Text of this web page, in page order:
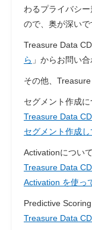
わるプライバシ
ので、奥が深いで
Treasure Data
ら 」からお問い
その他、
セグメント作成に
Treasure Data
セグメント作成し
Activationについ
Treasure Data
Activation を使っ
Predictive
Treasure Data